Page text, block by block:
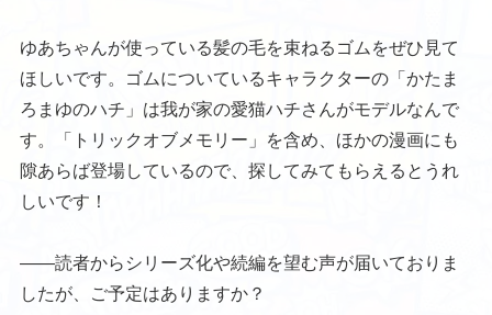
ゆあちゃんが使っている髪の毛を束ねるゴムをぜひ見て
ほしいです。ゴムについているキャラクターの「かたま
ろまゆのハチ」は我が家の愛猫ハチさんがモデルなんで
す。「トリックオブメモリー」を含め、ほかの漫画にも
隙あらば登場しているので、探してみてもらえるとうれ
しいです！
――読者からシリーズ化や続編を望む声が届いておりま
したが、ご予定はありますか？